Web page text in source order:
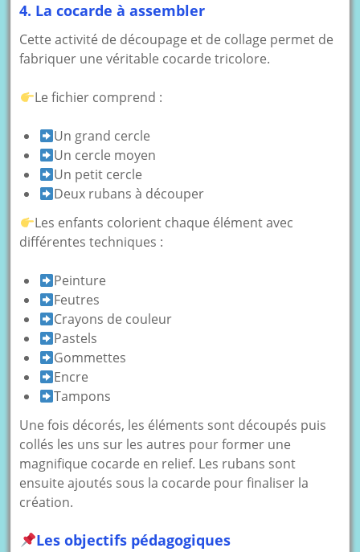
4. La cocarde à assembler
Cette activité de découpage et de collage permet de
fabriquer une véritable cocarde tricolore.
Le fichier comprend :
Un grand cercle
Un cercle moyen
Un petit cercle
Deux rubans à découper
Les enfants colorient chaque élément avec
différentes techniques :
Peinture
Feutres
Crayons de couleur
Pastels
Gommettes
Encre
Tampons
Une fois décorés, les éléments sont découpés puis
collés les uns sur les autres pour former une
magnifique cocarde en relief. Les rubans sont
ensuite ajoutés sous la cocarde pour finaliser la
création.
Les objectifs pédagogiques